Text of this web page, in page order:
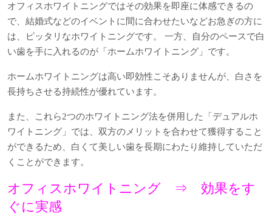
オフィスホワイトニングではその効果を即座に体感できるの
で、結婚式などのイベントに間に合わせたいなどお急ぎの方に
は、ピッタリなホワイトニングです。 一方、自分のペースで白
い歯を手に入れるのが「ホームホワイトニング」です。
ホームホワイトニングは高い即効性こそありませんが、白さを
長持ちさせる持続性が優れています。
また、これら2つのホワイトニング法を併用した「デュアルホ
ワイトニング」では、双方のメリットを合わせて獲得すること
ができるため、白くて美しい歯を長期にわたり維持していただ
くことができます。
オフィスホワイトニング ⇒ 効果をす
ぐに実感